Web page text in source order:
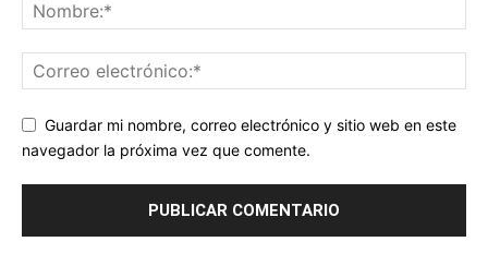
Guardar mi nombre, correo electrónico y sitio web en este
navegador la próxima vez que comente.